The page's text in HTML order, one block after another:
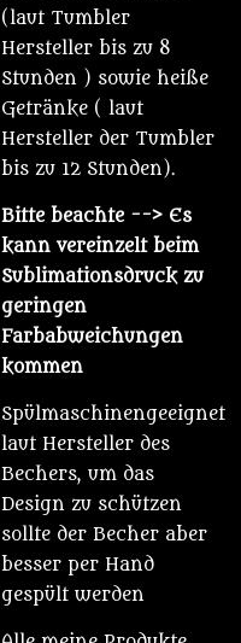
(laut Tumbler
Hersteller bis zu 8
Stunden ) sowie heiße
Getränke ( laut
Hersteller der Tumbler
bis zu 12 Stunden).
Bitte beachte --> Es
kann vereinzelt beim
Sublimationsdruck zu
geringen
Farbabweichungen
kommen
Spülmaschinengeeignet
laut Hersteller des
Bechers, um das
Design zu schützen
sollte der Becher aber
besser per Hand
gespült werden